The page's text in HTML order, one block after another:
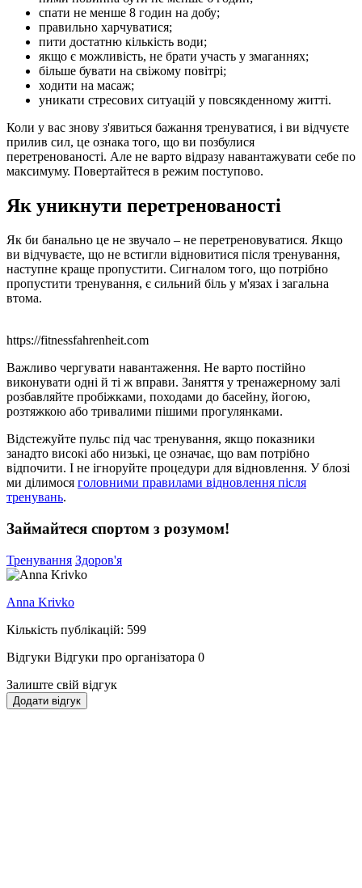
спати не менше 8 годин на добу;
правильно харчуватися;
пити достатню кількість води;
якщо є можливість, не брати участь у змаганнях;
більше бувати на свіжому повітрі;
ходити на масаж;
уникати стресових ситуацій у повсякденному житті.
Коли у вас знову з'явиться бажання тренуватися, і ви відчуєте
прилив сил, це ознака того, що ви позбулися
перетренованості. Але не варто відразу навантажувати себе по
максимуму. Повертайтеся в режим поступово.
Як уникнути перетренованості
Як би банально це не звучало – не перетреновуватися. Якщо
ви відчуваєте, що не встигли відновитися після тренування,
наступне краще пропустити. Сигналом того, що потрібно
пропустити тренування, є сильний біль у м'язах і загальна
втома.
https://fitnessfahrenheit.com
Важливо чергувати навантаження. Не варто постійно
виконувати одні й ті ж вправи. Заняття у тренажерному залі
розбавляйте пробіжками, походами до басейну, йогою,
розтяжкою або тривалими пішими прогулянками.
Відстежуйте пульс під час тренування, якщо показники
занадто високі або низькі, це означає, що вам потрібно
відпочити. І не ігноруйте процедури для відновлення. У блозі
ми ділимося головними правилами відновлення після
тренувань.
Займайтеся спортом з розумом!
Тренування Здоров'я
Anna Krivko
Кількість публікацій: 599
Відгуки Відгуки про організатора 0
Залиште свій відгук
Додати відгук